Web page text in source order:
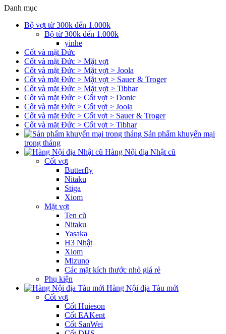
Danh mục
Bộ vợt từ 300k đến 1.000k
Bộ từ 300k đến 1.000k
yinhe
Cốt và mặt Đức
Cốt và mặt Đức > Mặt vợt
Cốt và mặt Đức > Mặt vợt > Joola
Cốt và mặt Đức > Mặt vợt > Sauer & Troger
Cốt và mặt Đức > Mặt vợt > Tibhar
Cốt và mặt Đức > Cốt vợt > Donic
Cốt và mặt Đức > Cốt vợt > Joola
Cốt và mặt Đức > Cốt vợt > Sauer & Troger
Cốt và mặt Đức > Cốt vợt > Tibhar
Sản phẩm khuyến mại
trong tháng
Hàng Nội địa Nhật cũ
Cốt vợt
Butterfly
Nitaku
Stiga
Xiom
Mặt vợt
Ten cũ
Nitaku
Yasaka
H3 Nhật
Xiom
Mizuno
Các mặt kích thước nhỏ giá rẻ
Phụ kiện
Hàng Nội địa Tàu mới
Cốt vợt
Cốt Huieson
Cốt EAKent
Cốt SanWei